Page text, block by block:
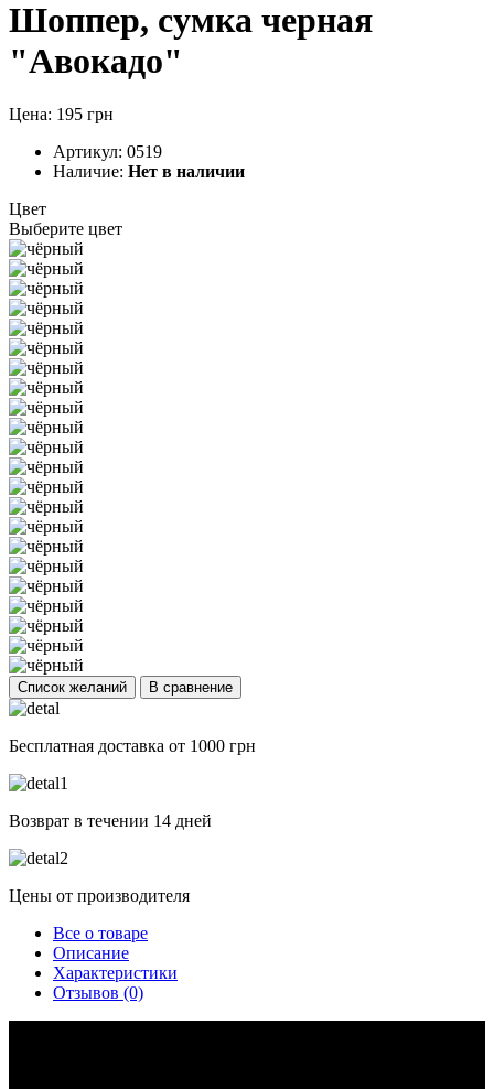
Шоппер, сумка черная
"Авокадо"
Цена: 195 грн
Артикул: 0519
Наличие: Нет в наличии
Цвет
Выберите цвет
Список желаний В сравнение
Бесплатная доставка от 1000 грн
Возврат в течении 14 дней
Цены от производителя
Все о товаре
Описание
Характеристики
Отзывов (0)